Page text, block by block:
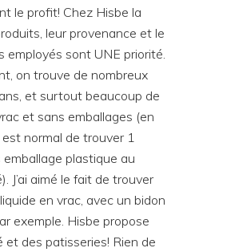
le profit! Chez Hisbe la
leur provenance et le
employés sont UNE priorité.
on trouve de nombreux
et surtout beaucoup de
et sans emballages (en
normal de trouver 1
plastique au
J’ai aimé le fait de trouver
en vrac, avec un bidon
exemple. Hisbe propose
et des patisseries! Rien de